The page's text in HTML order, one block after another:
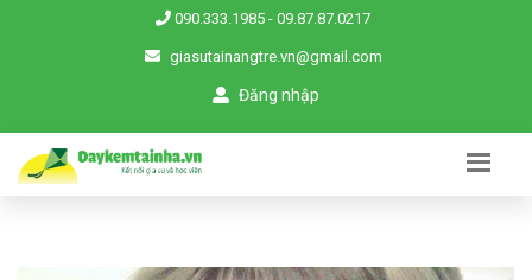
090.333.1985 - 09.87.87.0217
giasutainangtre.vn@gmail.com
Đăng nhập